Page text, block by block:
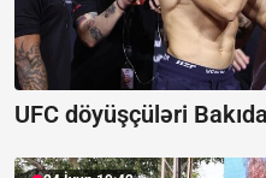
UFC döyüşçüləri